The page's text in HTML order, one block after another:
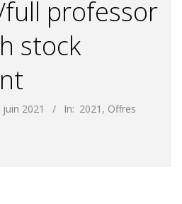
professor
stock
juin 2021 In: 2021 , Offres